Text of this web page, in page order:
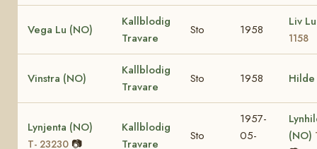
Vega Lu (NO)
Kallblodig
Travare
Sto 1958
Liv
1158
Vinstra (NO)
Kallblodig
Travare
Sto 1958
Lynjenta (NO)
T- 23230 📷
Kallblodig
Travare
Sto
1957-
05-
(NO)